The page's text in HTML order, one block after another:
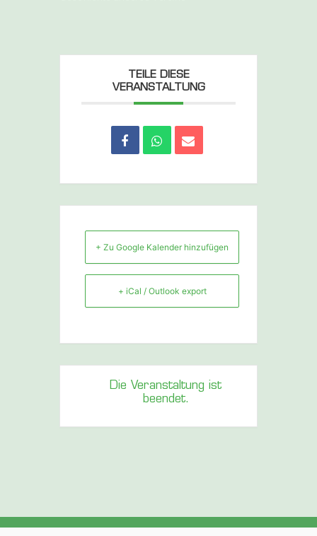
TEILE DIESE
VERANSTALTUNG
+ Zu Google Kalender hinzufügen
+ iCal / Outlook export
Die Veranstaltung ist
beendet.